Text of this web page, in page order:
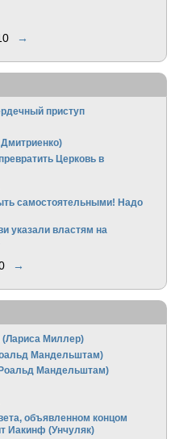
→
приступ
Церковь в
самостоятельными! Надо
указали властям на
→
(Лариса Миллер)
Мандельштам)
Мандельштам)
объявленном концом
Иакинф (Унчуляк)